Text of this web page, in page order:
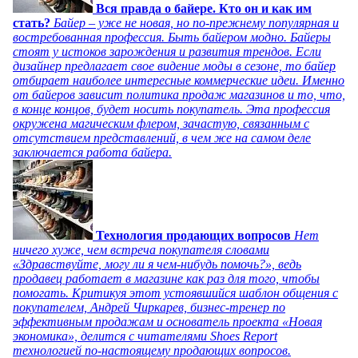
Вся правда о байере. Кто он и как им
стать? Байер – уже не новая, но по-прежнему популярная и
востребованная профессия. Быть байером модно. Байеры
стоят у истоков зарождения и развития трендов. Если
дизайнер предлагает свое видение моды в сезоне, то байер
отбирает наиболее интересные коммерческие идеи. Именно
от байеров зависит политика продаж магазинов и то, что,
в конце концов, будет носить покупатель. Эта профессия
окружена магическим флером, зачастую, связанным с
отсутствием представлений, в чем же на самом деле
заключается работа байера.
Технология продающих вопросов Нет
ничего хуже, чем встреча покупателя словами
«Здравствуйте, могу ли я чем-нибудь помочь?», ведь
продавец работает в магазине как раз для того, чтобы
помогать. Критикуя этот устоявшийся шаблон общения с
покупателем, Андрей Чиркарев, бизнес-тренер по
эффективным продажам и основатель проекта «Новая
экономика», делится с читателями Shoes Report
технологией по-настоящему продающих вопросов.